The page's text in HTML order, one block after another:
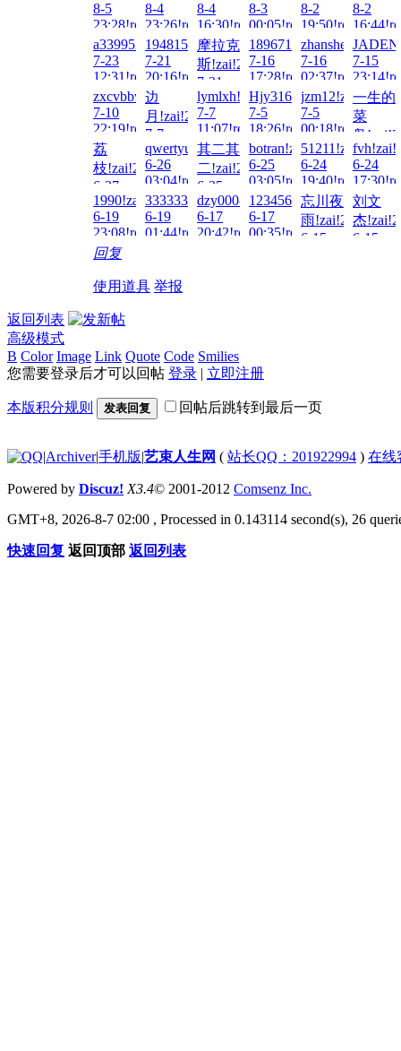
8-5
23:28!read!
8-4
23:26!read!
8-4
16:30!read!
8-3
00:05!read!
8-2
19:50!read!
8-2
a3399521!zai!2026-
7-23
12:31!read!
1948157307!zai!2026-
7-21
20:16!read!
摩拉克
斯!zai!2026-
7-21
01:38!read!
18967120993!zai!2026-
7-16
17:28!read!
7-16
02:37!read!
7-15
zxcvbbvcxz!zai!2026-
7-10
22:19!read!
边
月!zai!2026-
7-7
19:53!read!
lymlxh!zai!2026-
7-7
11:07!read!
Hjy316!zai!2026-
7-5
18:26!read!
jzm12!zai!2026-
7-5
00:18!read!
一生的
菜
鸟
7-4
荔
枝!zai!2026-
6-27
21:40!read!
qwertyuioppoiuy!zai!2026-
6-26
03:04!read!
其二其
二!zai!2026-
6-25
13:07!read!
botran!zai!2026-
6-25
03:05!read!
51211!zai!2026-
6-24
19:40!read!
6-24
1990!zai!2026-
6-19
23:08!read!
33333337!zai!2026-
6-19
01:44!read!
dzy0008!zai!2026-
6-17
20:42!read!
123456Q!zai!2026-
6-17
00:35!read!
忘川夜
雨!zai!2026-
6-15
刘文
杰
6-15
回复
使用道具 举报
返回列表
高级模式
B Color Image Link Quote Code Smilies
您需要登录后才可以回帖 登录 | 立即注册
本版积分规则 发表回复 回帖后跳转到最后一页
|Archiver|手机版|艺束人生网 ( 站长QQ：201922994 ) 在线
Powered by Discuz! X3.4© 2001-2012 Comsenz Inc.
GMT+8, 2026-8-7 02:00 , Processed in 0.143114 second(s), 26
快速回复 返回顶部 返回列表